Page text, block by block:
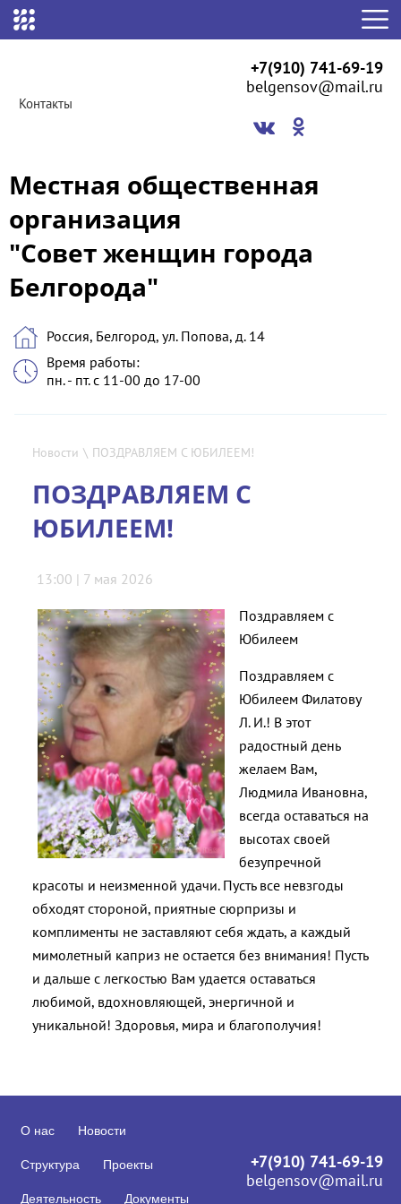
Контакты
+7(910) 741-69-19
belgensov@mail.ru
Местная общественная
организация
"Совет женщин города
Белгорода"
Россия, Белгород, ул. Попова, д. 14
Время работы:
пн. - пт. с 11-00 до 17-00
Новости \ ПОЗДРАВЛЯЕМ С ЮБИЛЕЕМ!
ПОЗДРАВЛЯЕМ С
ЮБИЛЕЕМ!
13:00 | 7 мая 2026
Поздравляем с
Юбилеем
Поздравляем с
Юбилеем Филатову
Л. И.! В этот
радостный день
желаем Вам,
Людмила Ивановна,
всегда оставаться на
высотах своей
безупречной
красоты и неизменной удачи. Пусть все невзгоды
обходят стороной, приятные сюрпризы и
комплименты не заставляют себя ждать, а каждый
мимолетный каприз не остается без внимания! Пусть
и дальше с легкостью Вам удается оставаться
любимой, вдохновляющей, энергичной и
уникальной! Здоровья, мира и благополучия!
О нас Новости
Структура Проекты
Деятельность Документы
+7(910) 741-69-19
belgensov@mail.ru